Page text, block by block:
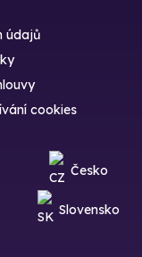
údajů
cookies
Česko
Slovensko